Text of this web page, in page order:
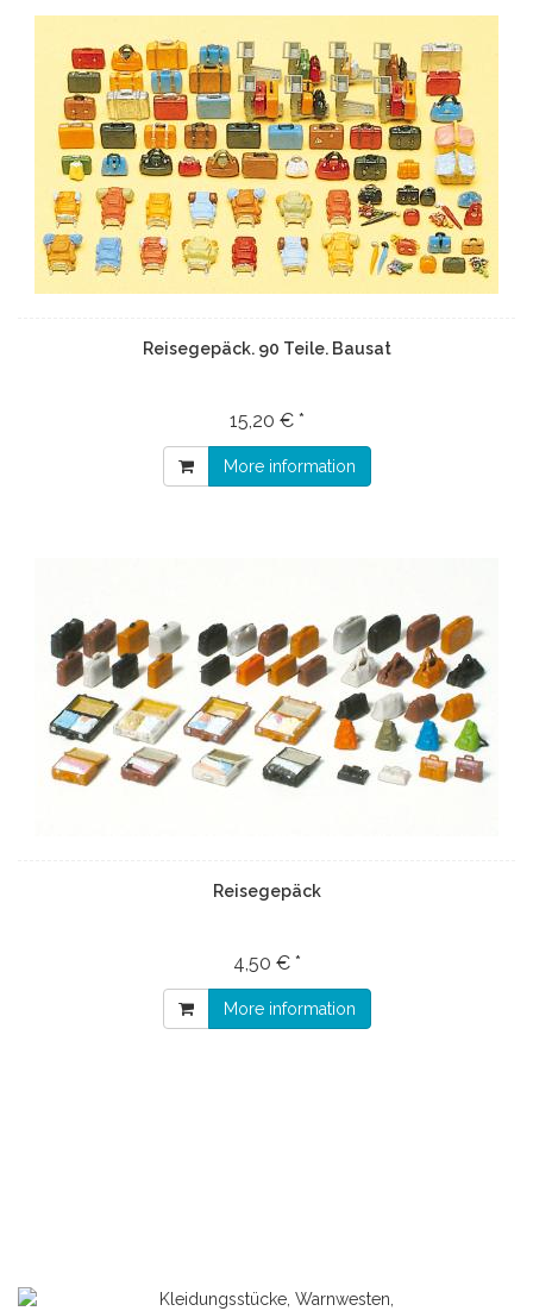
Reisegepäck. 90 Teile. Bausat
15,20 € *
More information
Reisegepäck
4,50 € *
More information